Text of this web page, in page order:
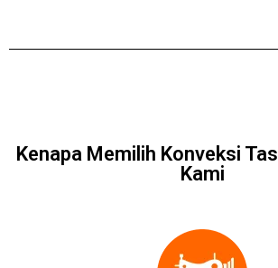
Kenapa Memilih Konveksi Tas
Kami